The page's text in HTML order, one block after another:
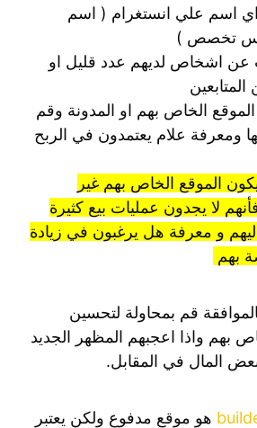
اسم علي انستغرام ( اسم
تخصص )
اشخاص لديهم عدد قليل او
الخاص بهم او المدونة وقم
ومعرفة علام يعتمدون في الربح
الموقع الخاص بهم غير
لا يجدون عمليات بيع كثيرة
و معرفة هل يرغبون في زيادة
بهم
قم بمحاولة لتحسين
بهم واذا اعجبهم المظهر الجديد
المال في المقابل.
هو موقع مدفوع ولكن يعتبر